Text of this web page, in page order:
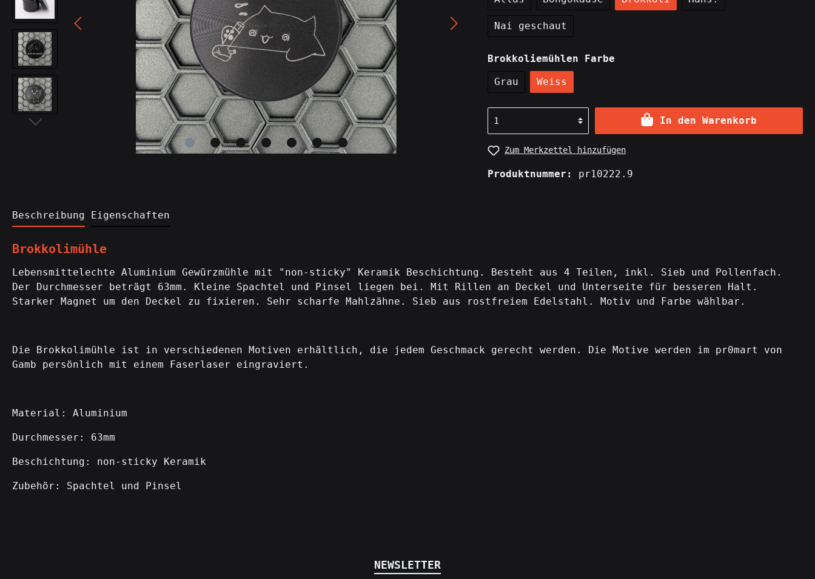
Kennzeichenhalterungen
Sonstiges
Spielzeug
Nai geschaut
Brokkoliemühlen Farbe
Grau
Weiss
In den Warenkorb
Zum Merkzettel hinzufügen
Produktnummer: pr10222.9
Beschreibung Eigenschaften
Brokkolimühle
Lebensmittelechte Aluminium Gewürzmühle mit "non-sticky" Keramik Beschichtung. Besteht aus 4 Teilen, inkl. Sieb und Pollenfach.
Der Durchmesser beträgt 63mm. Kleine Spachtel und Pinsel liegen bei. Mit Rillen an Deckel und Unterseite für besseren Halt.
Starker Magnet um den Deckel zu fixieren. Sehr scharfe Mahlzähne. Sieb aus rostfreiem Edelstahl. Motiv und Farbe wählbar.
Die Brokkolimühle ist in verschiedenen Motiven erhältlich, die jedem Geschmack gerecht werden. Die Motive werden im pr0mart von
Gamb persönlich mit einem Faserlaser eingraviert.
Material: Aluminium
Durchmesser: 63mm
Beschichtung: non-sticky Keramik
Zubehör: Spachtel und Pinsel
NEWSLETTER